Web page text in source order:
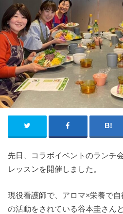
先日、コラボイベントのランチ
レッスンを開催しました。
現役看護師で、アロマ×栄養で
の活動をされている谷本圭さん